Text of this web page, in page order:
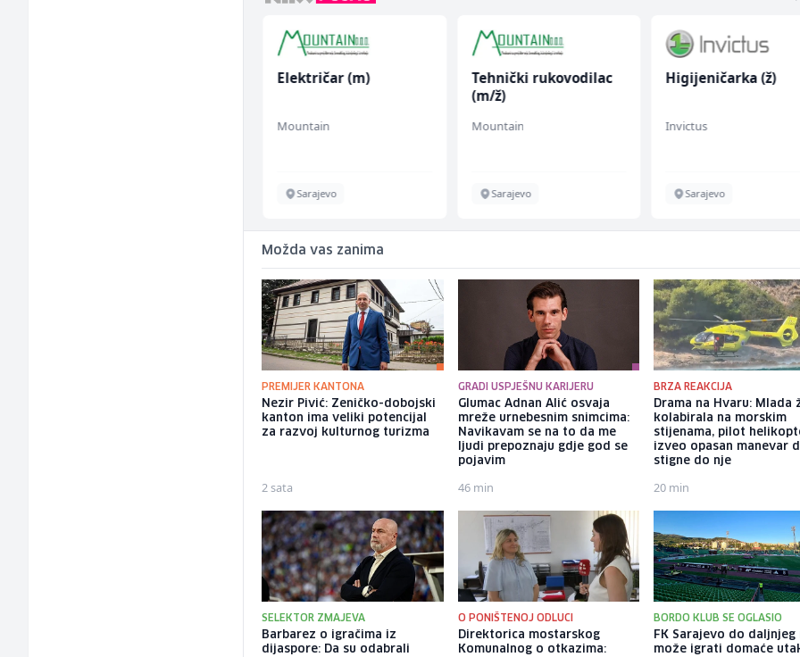
Električar (m)
Mountain
Sarajevo
Tehnički rukovodilac
(m/ž)
Mountain
Sarajevo
Higijeničarka (ž)
Invictus
Sarajevo
Možda vas zanima
PREMIJER KANTONA
Nezir Pivić: Zeničko-dobojski
kanton ima veliki potencijal
za razvoj kulturnog turizma
2 sata
GRADI USPJEŠNU KARIJERU
Glumac Adnan Alić osvaja
mreže urnebesnim snimcima:
Navikavam se na to da me
ljudi prepoznaju gdje god se
pojavim
46 min
BRZA REAKCIJA
Drama na Hvaru: Mlada
kolabirala na morskim
stijenama, pilot
izveo opasan manevar
stigne do nje
20 min
SELEKTOR ZMAJEVA
Barbarez o igračima iz
dijaspore: Da su odabrali
O PONIŠTENOJ ODLUCI
Direktorica mostarskog
Komunalnog o otkazima:
BORDO KLUB SE OGLASIO
FK Sarajevo do daljnjeg
može igrati domaće